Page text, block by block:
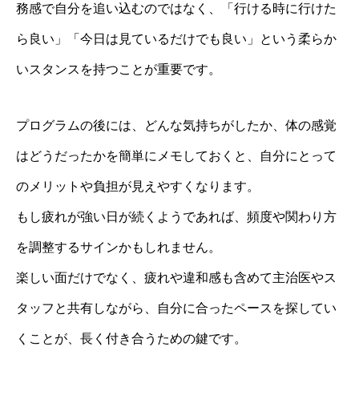
務感で自分を追い込むのではなく、「行ける時に行けた
ら良い」「今日は見ているだけでも良い」という柔らか
いスタンスを持つことが重要です。
プログラムの後には、どんな気持ちがしたか、体の感覚
はどうだったかを簡単にメモしておくと、自分にとって
のメリットや負担が見えやすくなります。
もし疲れが強い日が続くようであれば、頻度や関わり方
を調整するサインかもしれません。
楽しい面だけでなく、疲れや違和感も含めて主治医やス
タッフと共有しながら、自分に合ったペースを探してい
くことが、長く付き合うための鍵です。